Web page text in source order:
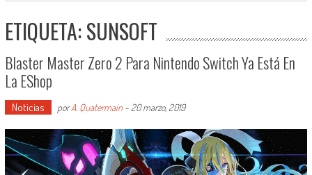
ETIQUETA: SUNSOFT
Blaster Master Zero 2 Para Nintendo Switch Ya Está En
La EShop
Noticias porA. Quatermain- 20 marzo, 2019